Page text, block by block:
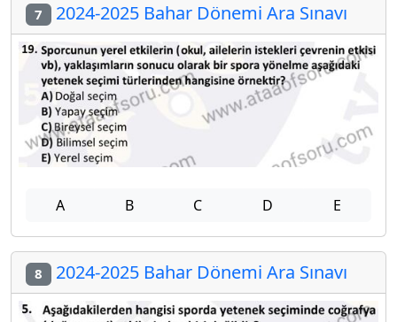
7 2024-2025 Bahar Dönemi Ara Sınavı
A B C D E
8 2024-2025 Bahar Dönemi Ara Sınavı